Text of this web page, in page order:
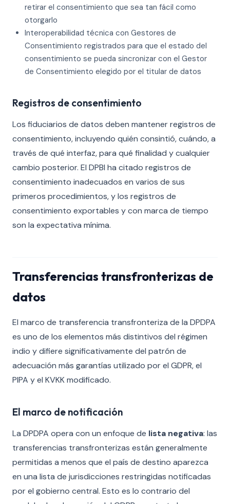
retirar el consentimiento que sea tan fácil como
otorgarlo
Interoperabilidad técnica con Gestores de
Consentimiento registrados para que el estado del
consentimiento se pueda sincronizar con el Gestor
de Consentimiento elegido por el titular de datos
Registros de consentimiento
Los fiduciarios de datos deben mantener registros de
consentimiento, incluyendo quién consintió, cuándo, a
través de qué interfaz, para qué finalidad y cualquier
cambio posterior. El DPBI ha citado registros de
consentimiento inadecuados en varios de sus
primeros procedimientos, y los registros de
consentimiento exportables y con marca de tiempo
son la expectativa mínima.
Transferencias transfronterizas de
datos
El marco de transferencia transfronteriza de la DPDPA
es uno de los elementos más distintivos del régimen
indio y difiere significativamente del patrón de
adecuación más garantías utilizado por el GDPR, el
PIPA y el KVKK modificado.
El marco de notificación
La DPDPA opera con un enfoque de lista negativa: las
transferencias transfronterizas están generalmente
permitidas a menos que el país de destino aparezca
en una lista de jurisdicciones restringidas notificadas
por el gobierno central. Esto es lo contrario del